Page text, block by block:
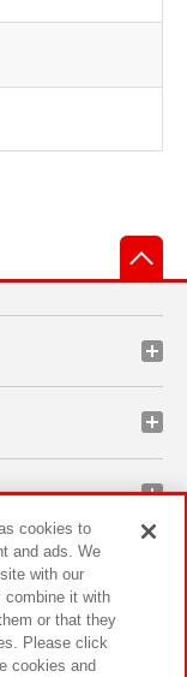
cookies to
and ads. We
with our
combine it with
or that they
Please click
cookies and